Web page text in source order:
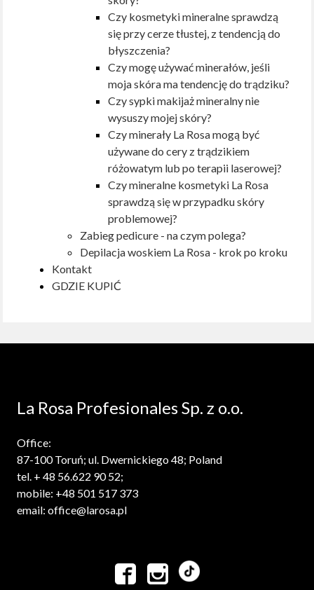
Czy kosmetyki mineralne sprawdzą
się przy cerze tłustej, z tendencją do
błyszczenia?
Czy mogę używać minerałów, jeśli
moja skóra ma tendencję do trądziku?
Czy sypki makijaż mineralny nie
wysuszy mojej skóry?
Czy minerały La Rosa mogą być
używane do cery z trądzikiem
różowatym lub po terapii laserowej?
Czy mineralne kosmetyki La Rosa
sprawdzą się w przypadku skóry
problemowej?
Zabieg pedicure - na czym polega?
Depilacja woskiem La Rosa - krok po kroku
Kontakt
GDZIE KUPIĆ
La Rosa Profesionales Sp. z o.o.
Office:
87-100 Toruń; ul. Dwernickiego 48; Poland
tel. + 48 56.622 90 52;
mobile: +48 501 517 373
email: office@larosa.pl
 